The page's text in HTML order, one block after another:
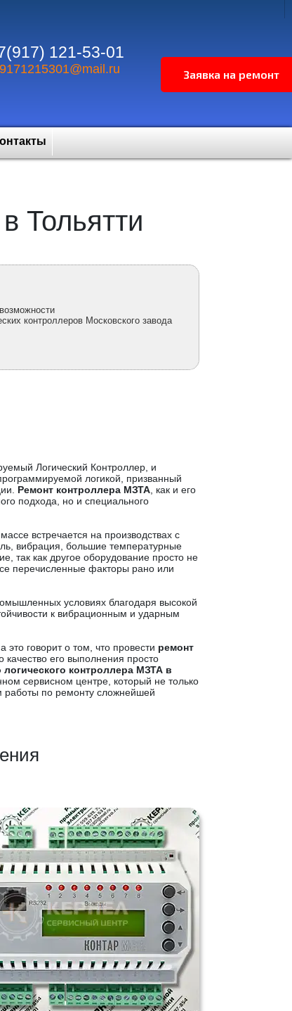
121-53-01
Тольятти
контроллеров Московского завода
Логический Контроллер, и
логикой, призванный
Ремонт контроллера МЗТА , как и его
подхода, но и специального
встречается на производствах с
вибрация, большие температурные
так как другое оборудование просто не
перечисленные факторы рано или
условиях благодаря высокой
к вибрационным и ударным
говорит о том, что провести ремонт
его выполнения просто
контроллера МЗТА в
сервисном центре, который не только
работы по ремонту сложнейшей